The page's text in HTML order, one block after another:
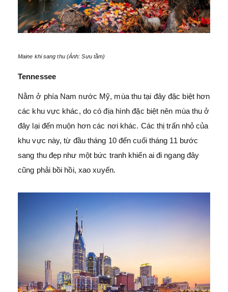
Maine khi sang thu (Ảnh: Sưu tầm)
Tennessee
Nằm ở phía Nam nước Mỹ, mùa thu tại đây đặc biệt hơn
các khu vực khác, do có địa hình đặc biệt nên mùa thu ở
đây lại đến muộn hơn các nơi khác. Các thị trấn nhỏ của
khu vực này, từ đầu tháng 10 đến cuối tháng 11 bước
sang thu đẹp như một bức tranh khiến ai đi ngang đây
cũng phải bồi hồi, xao xuyến.